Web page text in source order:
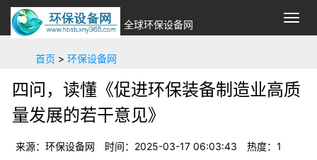
切
换
全球环保设备网
首页 > 环保设备网
四问，读懂《促进环保装备制造业高质
量发展的若干意见》
来源：环保设备网 时间：2025-03-17 06:03:43 热度：1